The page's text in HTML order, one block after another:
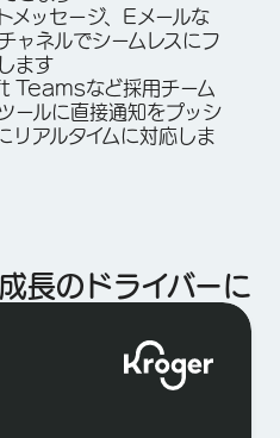
メッセージ、Eメールな
ャネルでシームレスにフ
ます
など採用チーム
ールに直接通知をプッシ
リアルタイムに対応しま
長のドライバーに